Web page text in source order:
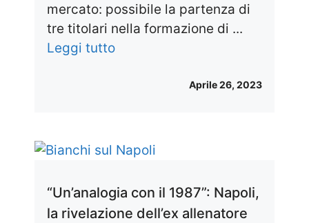
mercato: possibile la partenza di
tre titolari nella formazione di ...
Leggi tutto
Aprile 26, 2023
“Un’analogia con il 1987”: Napoli,
la rivelazione dell’ex allenatore